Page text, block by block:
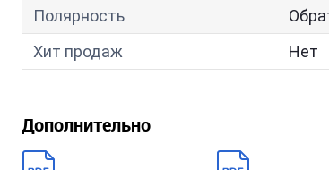
Полярность
Хит продаж
Нет
Дополнительно